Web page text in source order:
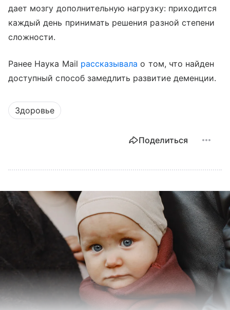
дает мозгу дополнительную нагрузку: приходится
каждый день принимать решения разной степени
сложности.
Ранее Наука Mail рассказывала о том, что найден
доступный способ замедлить развитие деменции.
Здоровье
Поделиться